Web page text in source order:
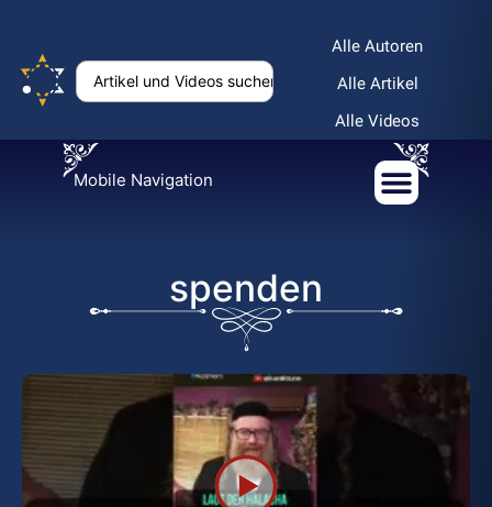
Alle Autoren
Alle Artikel
Alle Videos
Mobile Navigation
spenden